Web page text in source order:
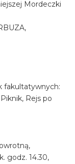
Mordeczki
fakultatywnych:
Rejs po
godz. 14.30,